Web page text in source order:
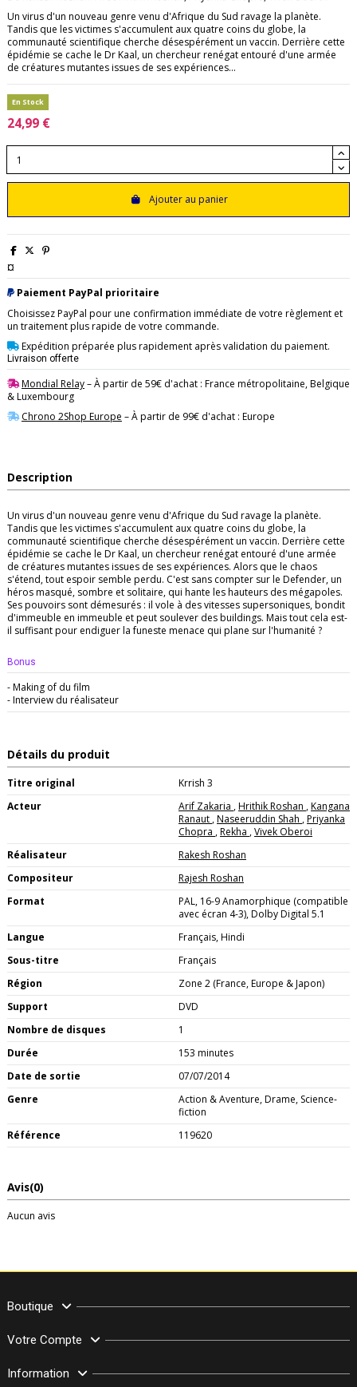
Un virus d'un nouveau genre venu d'Afrique du Sud ravage la planète.
Tandis que les victimes s'accumulent aux quatre coins du globe, la
communauté scientifique cherche désespérément un vaccin. Derrière cette
épidémie se cache le Dr Kaal, un chercheur renégat entouré d'une armée
de créatures mutantes issues de ses expériences...
En Stock
24,99 €
Ajouter au panier
¤
Paiement PayPal prioritaire
Choisissez PayPal pour une confirmation immédiate de votre règlement et
un traitement plus rapide de votre commande.
Expédition préparée plus rapidement après validation du paiement.
Livraison offerte
Mondial Relay– À partir de 59€ d'achat : France métropolitaine, Belgique
& Luxembourg
Chrono 2Shop Europe – À partir de 99€ d'achat : Europe
Description
Un virus d'un nouveau genre venu d'Afrique du Sud ravage la planète.
Tandis que les victimes s'accumulent aux quatre coins du globe, la
communauté scientifique cherche désespérément un vaccin. Derrière cette
épidémie se cache le Dr Kaal, un chercheur renégat entouré d'une armée
de créatures mutantes issues de ses expériences. Alors que le chaos
s'étend, tout espoir semble perdu. C'est sans compter sur le Defender, un
héros masqué, sombre et solitaire, qui hante les hauteurs des mégapoles.
Ses pouvoirs sont démesurés : il vole à des vitesses supersoniques, bondit
d'immeuble en immeuble et peut soulever des buildings. Mais tout cela est-
il suffisant pour endiguer la funeste menace qui plane sur l'humanité ?
Bonus
- Making of du film
- Interview du réalisateur
Détails du produit
Titre original
Krrish 3
Acteur
Arif Zakaria ,Hrithik Roshan ,Kangana
Ranaut ,Naseeruddin Shah ,Priyanka
Chopra ,Rekha ,Vivek Oberoi
Réalisateur
Rakesh Roshan
Compositeur
Rajesh Roshan
Format
PAL, 16-9 Anamorphique (compatible
avec écran 4-3), Dolby Digital 5.1
Langue
Français, Hindi
Sous-titre
Français
Région
Zone 2 (France, Europe & Japon)
Support
DVD
Nombre de disques
1
Durée
153 minutes
Date de sortie
07/07/2014
Genre
Action & Aventure, Drame, Science-
fiction
Référence
119620
Avis(0)
Aucun avis
Boutique
Votre Compte
Information